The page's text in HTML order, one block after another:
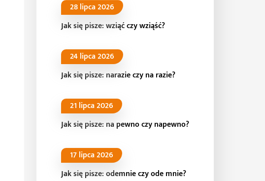
Jak się pisze: wziąć czy wziąść?
28 lipca 2026
Jak się pisze: narazie czy na razie?
24 lipca 2026
Jak się pisze: na pewno czy napewno?
21 lipca 2026
Jak się pisze: odemnie czy ode mnie?
17 lipca 2026